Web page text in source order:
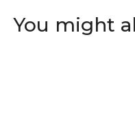
You might